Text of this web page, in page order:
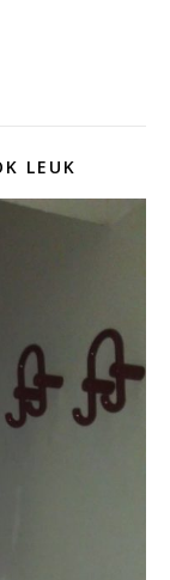
LEUK